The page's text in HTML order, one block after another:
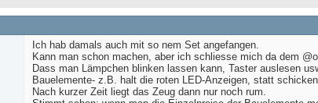
Ich hab damals auch mit so nem Set angefangen.
Kann man schon machen, aber ich schliesse mich da dem
Dass man Lämpchen blinken lassen kann, Taster auslesen
Bauelemente- z.B. halt die roten LED-Anzeigen, statt
Nach kurzer Zeit liegt das Zeug dann nur noch rum.